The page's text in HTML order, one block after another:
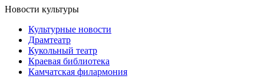
Новости культуры
Культурные новости
Драмтеатр
Кукольный театр
Краевая библиотека
Камчатская филармония